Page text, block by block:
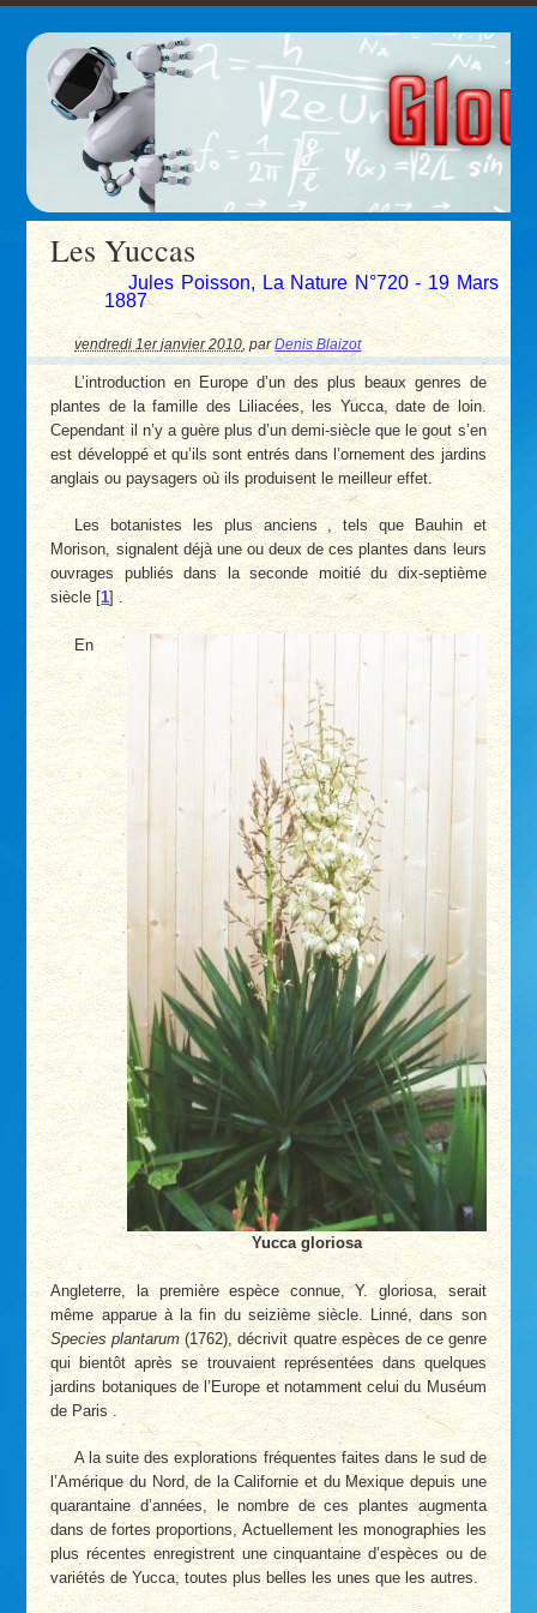
Les Yuccas
Jules Poisson, La Nature N°720 - 19 Mars
1887
vendredi 1er janvier 2010 ,parDenis Blaizot
L’introduction en Europe d’un des plus beaux genres de
plantes de la famille des Liliacées, les Yucca, date de loin.
Cependant il n’y a guère plus d’un demi-siècle que le gout s’en
est développé et qu’ils sont entrés dans l’ornement des jardins
anglais ou paysagers où ils produisent le meilleur effet.
Les botanistes les plus anciens , tels que Bauhin et
Morison, signalent déjà une ou deux de ces plantes dans leurs
ouvrages publiés dans la seconde moitié du dix-septième
siècle[1] .
Yucca gloriosa
En
Angleterre, la première espèce connue, Y. gloriosa, serait
même apparue à la fin du seizième siècle. Linné, dans son
Species plantarum (1762), décrivit quatre espèces de ce genre
qui bientôt après se trouvaient représentées dans quelques
jardins botaniques de l’Europe et notamment celui du Muséum
de Paris .
A la suite des explorations fréquentes faites dans le sud de
l’Amérique du Nord, de la Californie et du Mexique depuis une
quarantaine d’années, le nombre de ces plantes augmenta
dans de fortes proportions, Actuellement les monographies les
plus récentes enregistrent une cinquantaine d’espèces ou de
variétés de Yucca, toutes plus belles les unes que les autres.